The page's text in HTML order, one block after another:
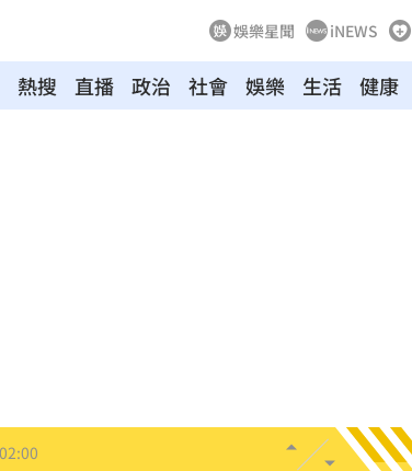
娛樂星聞 iNEWS
熱搜 直播 政治 社會 娛樂 生活 健康